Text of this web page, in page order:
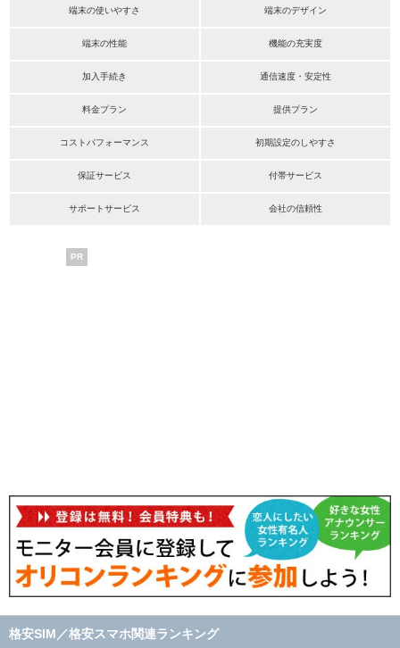
端末の使いやすさ 端末のデザイン
端末の性能 機能の充実度
加入手続き 通信速度・安定性
料金プラン 提供プラン
コストパフォーマンス 初期設定のしやすさ
保証サービス 付帯サービス
サポートサービス 会社の信頼性
PR
格安SIM／格安スマホ関連ランキング